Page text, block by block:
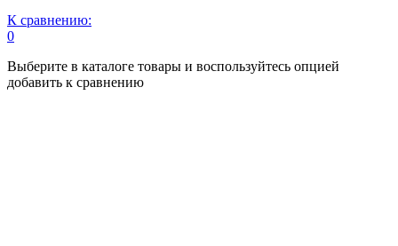
К сравнению:
0
Выберите в каталоге товары и воспользуйтесь опцией
добавить к сравнению